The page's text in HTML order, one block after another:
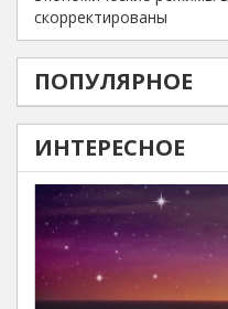
скорректированы
ПОПУЛЯРНОЕ
ИНТЕРЕСНОЕ